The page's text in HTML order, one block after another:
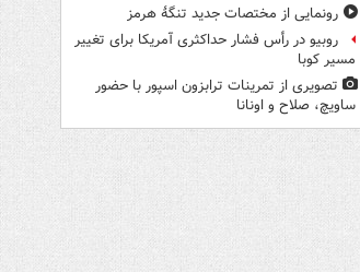
رونمایی از مختصات جدید تنگۀ هرمز
روبیو در رأس فشار حداکثری آمریکا برای تغییر
مسیر کوبا
تصویری از تمرینات ترابزون اسپور با حضور
ساویچ، صلاح و اونانا